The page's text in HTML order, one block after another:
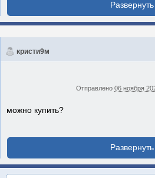
кристи9м
Отправлено 06 ноября
можно купить?